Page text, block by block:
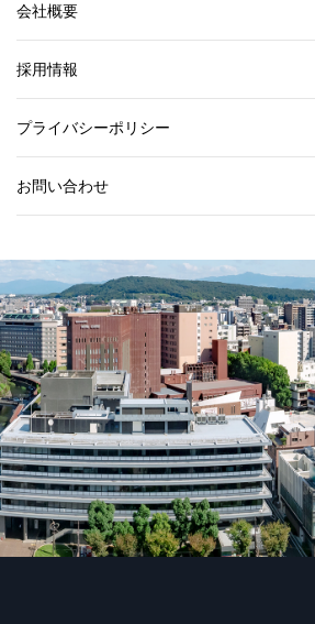
会社概要
採用情報
プライバシーポリシー
お問い合わせ